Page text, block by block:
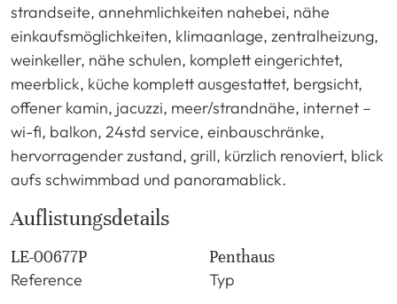
strandseite, annehmlichkeiten nahebei, nähe
einkaufsmöglichkeiten, klimaanlage, zentralheizung,
weinkeller, nähe schulen, komplett eingerichtet,
meerblick, küche komplett ausgestattet, bergsicht,
offener kamin, jacuzzi, meer/strandnähe, internet –
wi-fi, balkon, 24std service, einbauschränke,
hervorragender zustand, grill, kürzlich renoviert, blick
aufs schwimmbad und panoramablick.
Auflistungsdetails
LE-00677P
Reference
Penthaus
Typ